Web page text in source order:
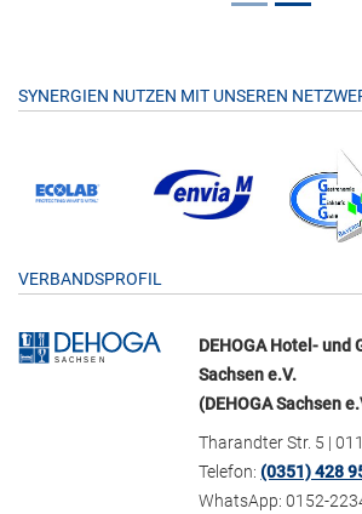
SYNERGIEN NUTZEN MIT UNSEREN
VERBANDSPROFIL
DEHOGA Hotel- und
Sachsen e.V.
(DEHOGA Sachsen
Tharandter Str. 5 |
Telefon:(0351) 428
WhatsApp: 0152-